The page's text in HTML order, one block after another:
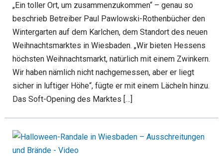
„Ein toller Ort, um zusammenzukommen“ – genau so
beschrieb Betreiber Paul Pawlowski-Rothenbücher den
Wintergarten auf dem Karlchen, dem Standort des neuen
Weihnachtsmarktes in Wiesbaden. „Wir bieten Hessens
höchsten Weihnachtsmarkt, natürlich mit einem Zwinkern.
Wir haben nämlich nicht nachgemessen, aber er liegt
sicher in luftiger Höhe“, fügte er mit einem Lächeln hinzu.
Das Soft-Opening des Marktes […]